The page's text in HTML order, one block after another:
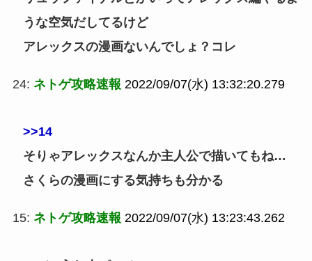
うな空気だしてるけど
アレックスの漫画ないんでしょ？コレ
24: ネトゲ攻略速報 2022/09/07(水) 13:32:20.279
>>14
そりゃアレックスなんか主人公で描いてもね…
さくらの漫画にする気持ちも分かる
15: ネトゲ攻略速報 2022/09/07(水) 13:23:43.262